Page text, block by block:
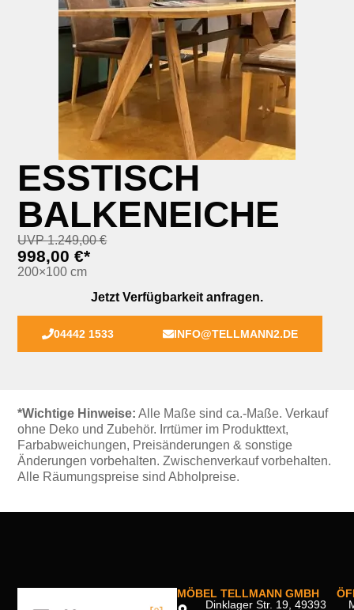
ESSTISCH
BALKENEICHE
UVP 1.249,00 €
998,00 €*
200×100 cm
Jetzt Verfügbarkeit anfragen.
04442 1533 INFO@TELLMANN2.DE
*Wichtige Hinweise: Alle Maße sind ca.-Maße. Verkauf
ohne Deko und Zubehör. Irrtümer im Produkttext,
Farbabweichungen, Preisänderungen & sonstige
Änderungen vorbehalten. Zwischenverkauf vorbehalten.
Alle Räumungspreise sind Abholpreise.
MÖBEL TELLMANN GMBH
Dinklager Str. 19, 49393